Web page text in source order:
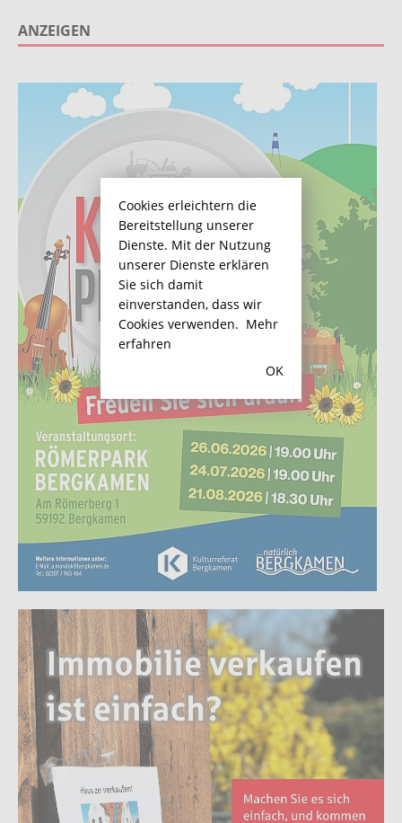
ANZEIGEN
Cookies erleichtern die
Bereitstellung unserer
Dienste. Mit der Nutzung
unserer Dienste erklären
Sie sich damit
einverstanden, dass wir
Cookies verwenden. Mehr
erfahren
OK